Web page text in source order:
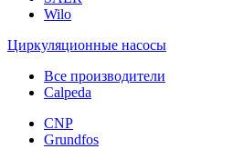
Wilo
Циркуляционные насосы
Все производители
Calpeda
CNP
Grundfos